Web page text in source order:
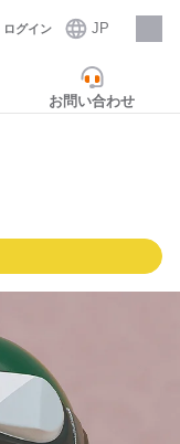
ログイン JP
採用情報
お問い合わせ